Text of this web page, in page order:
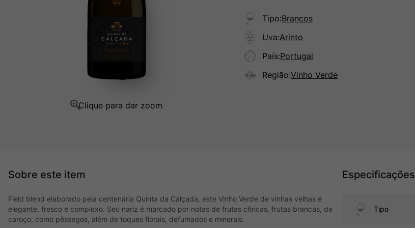
Tipo:Brancos
Uva:Arinto
País:Portugal
Região:Vinho Verde
Field blend elaborado pela centenária Quinta da Calçada, este Vinho Verde de vinhas velhas é
elegante, fresco e complexo. Seu nariz é marcado por notas de frutas cítricas, frutas brancas, de
caroço, como pêssegos, além de toques florais, defumados e minerais.
Especificações
Tipo